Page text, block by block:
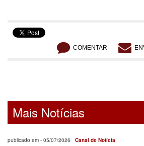
COMENTAR
Mais Notícias
publicado em - 05/07/2026 Canal de Notícia